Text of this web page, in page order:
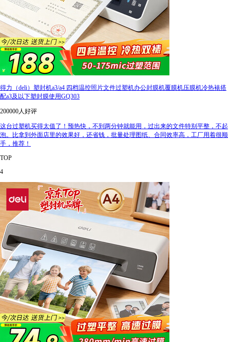
得力（deli）塑封机a3/a4 四档温控照片文件过塑机办公封膜机覆膜机压膜机冷热裱搭
配a3及以下塑封膜使用GQ303
200000人好评
这台过塑机买得太值了！预热快，不到两分钟就能用，过出来的文件特别平整，不起
泡。比拿到外面店里的效果好，还省钱，批量处理图纸、合同效率高，工厂用着很顺
手，推荐！
TOP
4